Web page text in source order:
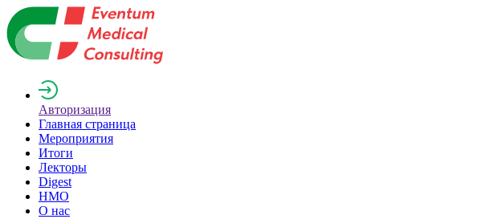
Авторизация
Главная страница
Мероприятия
Итоги
Лекторы
Digest
НМО
О нас